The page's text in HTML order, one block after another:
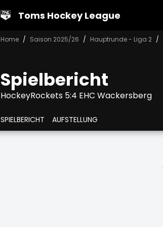
Toms Hockey League
Home Saison 2025/26 Hauptrunde - Liga 2
Spielbericht
HockeyRockets 5:4 EHC Wackersberg
SPIELBERICHT AUFSTELLUNG